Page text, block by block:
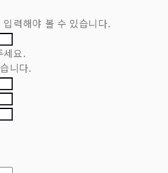
력해야 볼 수 있습니다.
세요.
니다.